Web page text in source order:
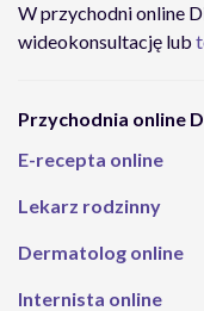
W przychodni online
wideokonsultację lub
Przychodnia online
E-recepta online
Lekarz rodzinny
Dermatolog online
Internista online